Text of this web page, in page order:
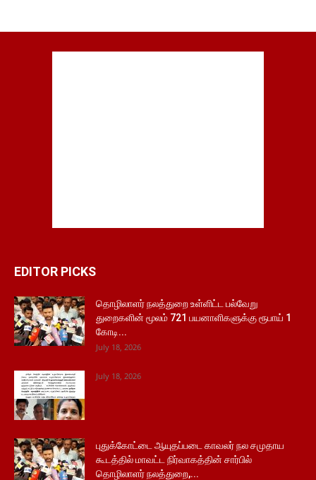
EDITOR PICKS
தொழிலாளர் நலத்துறை உள்ளிட்ட பல்வேறு
துறைகளின் மூலம் 721 பயனாளிகளுக்கு ரூபாய் 1
கோடி...
July 18, 2026
July 18, 2026
புதுக்கோட்டை ஆயுதப்படை காவலர் நல சமுதாய
கூடத்தில் மாவட்ட நிர்வாகத்தின் சார்பில்
தொழிலாளர் நலத்துறை,...